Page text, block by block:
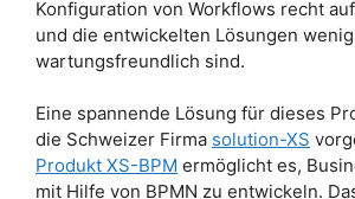
Konfiguration von Workflows recht
und die entwickelten Lösungen wenig
wartungsfreundlich sind.
Eine spannende Lösung für dieses
die Schweizer Firma solution-XS
Produkt XS-BPM ermöglicht es,
mit Hilfe von BPMN zu entwickeln.